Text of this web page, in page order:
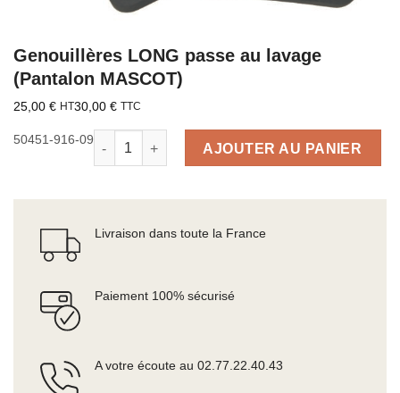
Genouillères LONG passe au lavage
(Pantalon MASCOT)
25,00 € HT30,00 € TTC
50451-916-09quantité de Genouillères LONG passe au lavage
AJOUTER AU PANIER
Livraison dans toute la France
Paiement 100% sécurisé
A votre écoute au 02.77.22.40.43